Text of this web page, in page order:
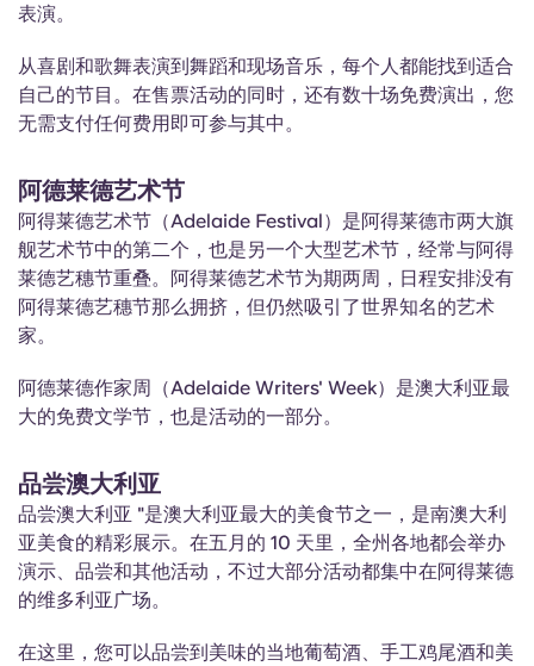
表演。
从喜剧和歌舞表演到舞蹈和现场音乐，每个人都能找到适合
自己的节目。在售票活动的同时，还有数十场免费演出，您
无需支付任何费用即可参与其中。
阿德莱德艺术节
阿得莱德艺术节（Adelaide Festival）是阿得莱德市两大旗
舰艺术节中的第二个，也是另一个大型艺术节，经常与阿得
莱德艺穗节重叠。阿得莱德艺术节为期两周，日程安排没有
阿得莱德艺穗节那么拥挤，但仍然吸引了世界知名的艺术
家。
阿德莱德作家周（Adelaide Writers' Week）是澳大利亚最
大的免费文学节，也是活动的一部分。
品尝澳大利亚
品尝澳大利亚 "是澳大利亚最大的美食节之一，是南澳大利
亚美食的精彩展示。在五月的 10 天里，全州各地都会举办
演示、品尝和其他活动，不过大部分活动都集中在阿得莱德
的维多利亚广场。
在这里，您可以品尝到美味的当地葡萄酒、手工鸡尾酒和美